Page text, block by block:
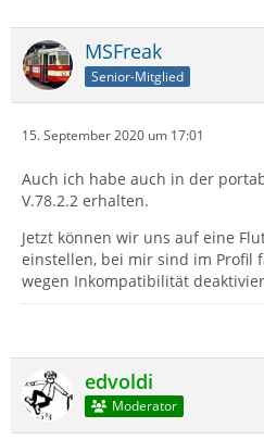
MSFreak
Senior-Mitglied
15. September 2020 um 17:01
Auch ich habe auch in der
V.78.2.2 erhalten.
Jetzt können wir uns auf eine
einstellen, bei mir sind im Profil
wegen Inkompatibilität
edvoldi
Moderator